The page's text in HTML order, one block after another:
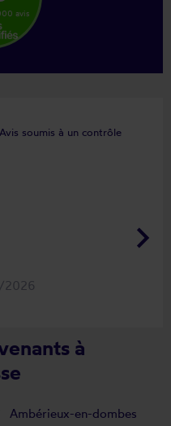
avis
soumis à un contrôle
keyboard_arrow_right
2026
à
Ambérieux-en-dombes